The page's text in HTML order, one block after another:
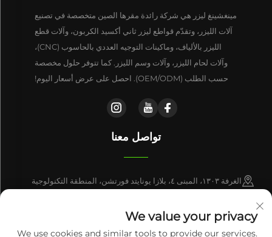
مينغشينغ ليزر هي شركة رائدة مقرها الصين متخصصة في تصنيع
آلات الليزر، وتقدّم قواطع ليزر ثاني أكسيد الكربون، وآلات قطع
الليزر بالألياف، وماكينات التوجيه العددي بالحاسوب (CNC)،
وآلات لحام الليزر، وآلات وسم الليزر. كما تتوفر حلول مخصصة
حسب الطلب (OEM/ODM). احصل على عرض أسعار اليوم!
تواصل معنا
الغرفة ١٣٠٣، المبنى ٤، بلازا يونايتد فورتشن، المنطقة التكنولوجية
+86-17863846870
We value your privacy
We use cookies and similar tools to provide our services.